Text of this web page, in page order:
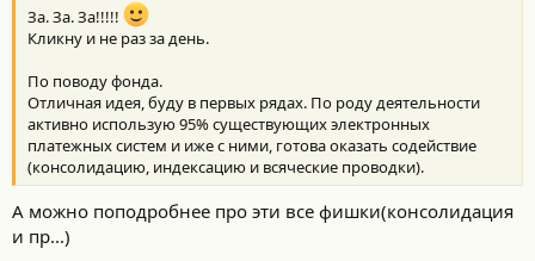
За. За. За!!!!!
Кликну и не раз за день.
По поводу фонда.
Отличная идея, буду в первых рядах. По роду деятельности
активно использую 95% существующих электронных
платежных систем и иже с ними, готова оказать содействие
(консолидацию, индексацию и всяческие проводки).
А можно поподробнее про эти все фишки(консолидация
и пр...)